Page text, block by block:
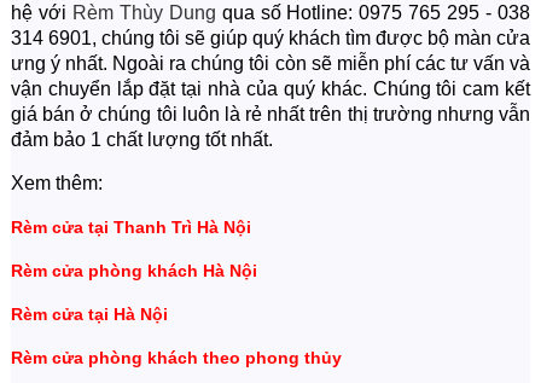
hệ với Rèm Thùy Dung qua số Hotline: 0975 765 295 - 038
314 6901, chúng tôi sẽ giúp quý khách tìm được bộ màn cửa
ưng ý nhất. Ngoài ra chúng tôi còn sẽ miễn phí các tư vấn và
vận chuyển lắp đặt tại nhà của quý khác. Chúng tôi cam kết
giá bán ở chúng tôi luôn là rẻ nhất trên thị trường nhưng vẫn
đảm bảo 1 chất lượng tốt nhất.
Xem thêm:
Rèm cửa tại Thanh Trì Hà Nội
Rèm cửa phòng khách Hà Nội
Rèm cửa tại Hà Nội
Rèm cửa phòng khách theo phong thủy